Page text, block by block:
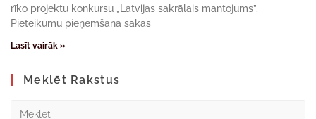
rīko projektu konkursu „Latvijas sakrālais mantojums”.
Pieteikumu pieņemšana sākas
Lasīt vairāk »
Meklēt Rakstus